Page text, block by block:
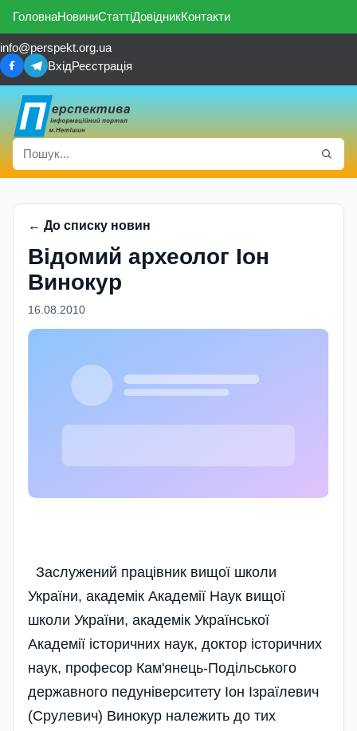
ГоловнаНовиниСтаттіДовідникКонтакти
info@perspekt.org.ua
ВхідРеєстрація
← До списку новин
Відомий археолог Іон
Винокур
16.08.2010
Заслужений працівник вищої школи
України, академік Академії Наук вищої
школи України, академік Української
Академії історичних наук, доктор історичних
наук, професор Кам'янець-Подільського
державного педуніверситету Іон Ізраїлевич
(Срулевич) Винокур належить до тих